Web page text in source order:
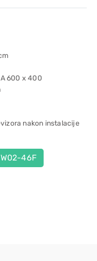
600 x 400
nakon instalacije
46F